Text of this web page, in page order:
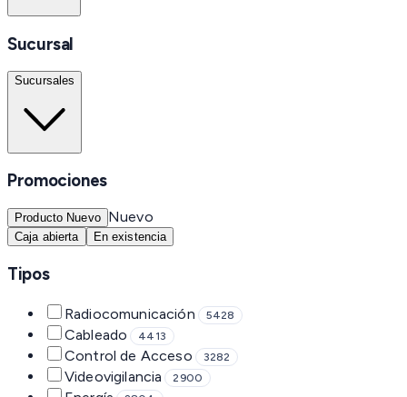
Sucursal
Sucursales
Promociones
Producto Nuevo Nuevo
Caja abierta En existencia
Tipos
Radiocomunicación 5428
Cableado 4413
Control de Acceso 3282
Videovigilancia 2900